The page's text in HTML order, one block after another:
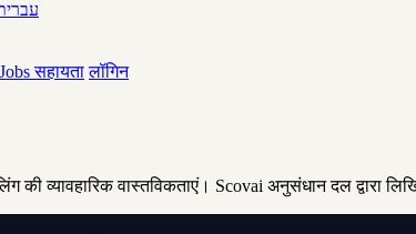
Jobsसहायता लॉगिन
व्यावहारिक वास्तविकताएं। Scovai अनुसंधान दल द्वारा